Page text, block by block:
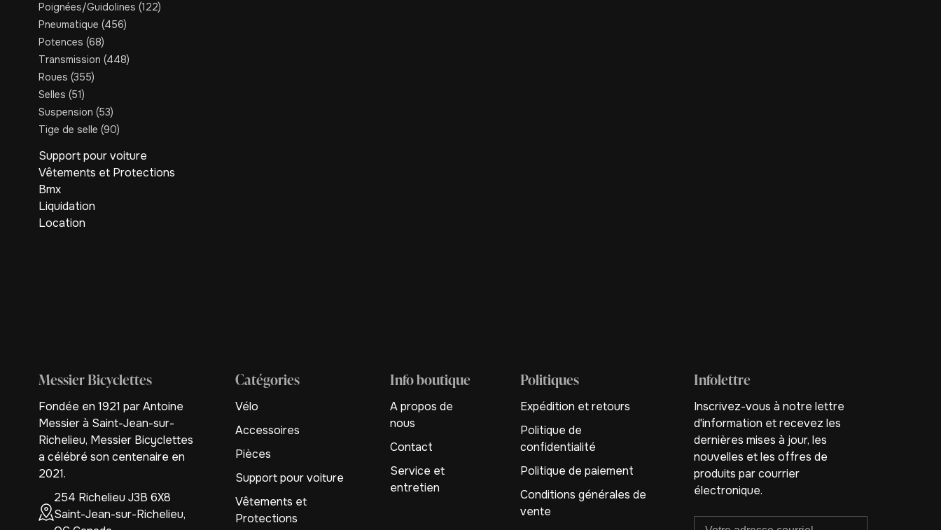
Poignées/Guidolines (122)
Pneumatique (456)
Potences (68)
Transmission (448)
Roues (355)
Selles (51)
Suspension (53)
Tige de selle (90)
Support pour voiture
Vêtements et Protections
Bmx
Liquidation
Location
Messier Bicyclettes
Fondée en 1921 par Antoine
Messier à Saint-Jean-sur-
Richelieu, Messier Bicyclettes
a célébré son centenaire en
2021.
254 Richelieu J3B 6X8
Saint-Jean-sur-Richelieu,
Catégories
Vélo
Accessoires
Pièces
Support pour voiture
Vêtements et
Protections
Info boutique
A propos de
nous
Contact
Service et
entretien
Politiques
Expédition et retours
Politique de
confidentialité
Politique de paiement
Conditions générales de
vente
Infolettre
Inscrivez-vous à notre lettre
d'information et recevez les
dernières mises à jour, les
nouvelles et les offres de
produits par courrier
électronique.